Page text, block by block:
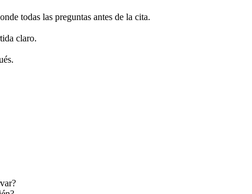
todas las preguntas antes de la cita.
claro.